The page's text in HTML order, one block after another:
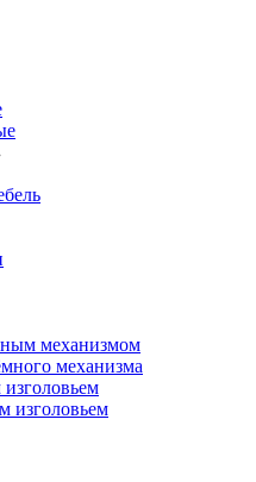
механизмом
механизма
изголовьем